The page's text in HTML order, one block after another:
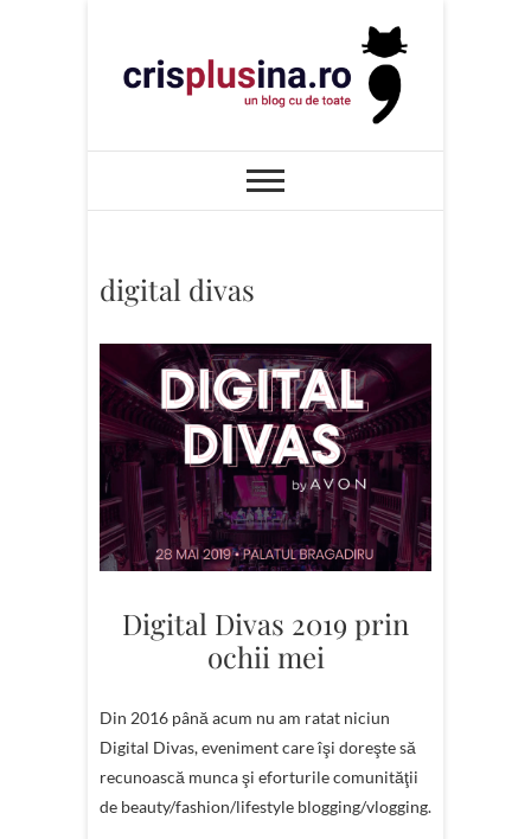
content
Cris+ina
digital divas
Digital Divas 2019 prin
ochii mei
Din 2016 până acum nu am ratat niciun
Digital Divas, eveniment care îşi doreşte să
recunoască munca şi eforturile comunităţii
de beauty/fashion/lifestyle blogging/vlogging.